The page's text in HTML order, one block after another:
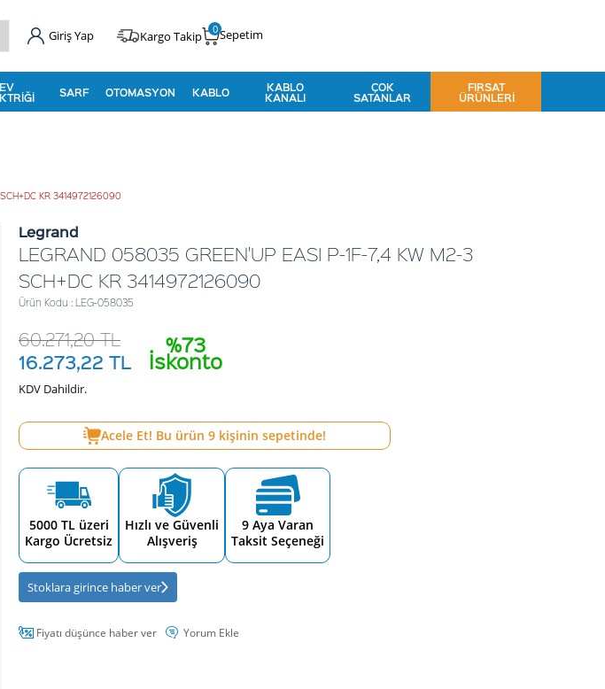
Giriş Yap Kargo Takip Sepetim
0
EV SARF OTOMASYON KABLO KABLO
KANALI
ÇOK
SATANLAR
FIRSAT
ÜRÜNLERI
KR 3414972126090
Legrand
LEGRAND 058035 GREEN'UP EASI P-1F-7,4 KW M2-3
SCH+DC KR 3414972126090
Ürün Kodu : LEG-058035
%73
İskonto
60.271,20TL
16.273,22 TL
KDV Dahildir.
Acele Et! Bu ürün 9kişinin sepetinde!
5000 TL üzeri
Kargo Ücretsiz
Hızlı ve Güvenli
Alışveriş
9 Aya Varan
Taksit Seçeneği
Stoklara girince haber ver
Fiyatı düşünce haber ver Yorum Ekle